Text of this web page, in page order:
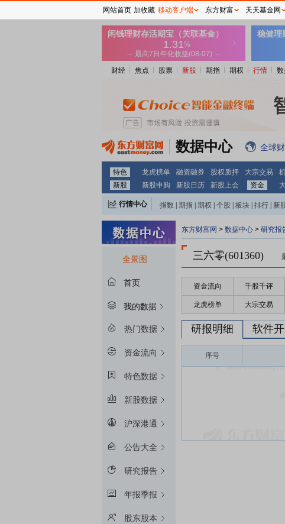
财经 焦点 股票 新股 期指 期权 行情
数据中心 全球
特色 龙虎榜单 融资融券 股权质押 大宗交易
新股
新股申购 新股日历 新股上会 资金
行情中心 指数 期指 期权 个股 板块 排行 新
全景图
首页
我的数据
热门数据
资金流向
特色数据
新股数据
沪深港通
公告大全
研究报告
年报季报
股东股本
东方财富网 > 数据中心 > 研究报
三六零(601360)
资金流向 千股千评
龙虎榜单 大宗交易
研报明细 软件开
序号
网站首页 加收藏 移动客户端 东方财富 天天基金网